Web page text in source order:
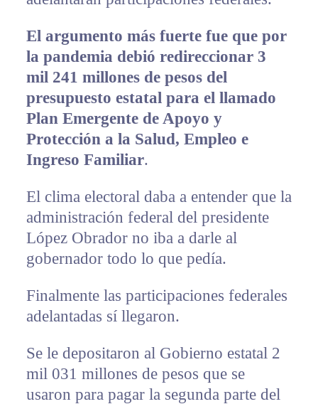
El argumento más fuerte fue que por
la pandemia debió redireccionar 3
mil 241 millones de pesos del
presupuesto estatal para el llamado
Plan Emergente de Apoyo y
Protección a la Salud, Empleo e
Ingreso Familiar.
El clima electoral daba a entender que la
administración federal del presidente
López Obrador no iba a darle al
gobernador todo lo que pedía.
Finalmente las participaciones federales
adelantadas sí llegaron.
Se le depositaron al Gobierno estatal 2
mil 031 millones de pesos que se
usaron para pagar la segunda parte del